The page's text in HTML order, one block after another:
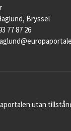
Bryssel
77 87 26
utan